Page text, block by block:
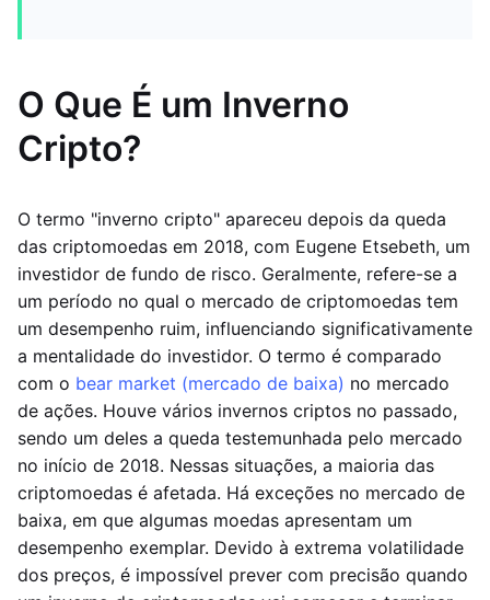
O Que É um Inverno
Cripto?
O termo "inverno cripto" apareceu depois da queda
das criptomoedas em 2018, com Eugene Etsebeth, um
investidor de fundo de risco. Geralmente, refere-se a
um período no qual o mercado de criptomoedas tem
um desempenho ruim, influenciando significativamente
a mentalidade do investidor. O termo é comparado
com o bear market (mercado de baixa) no mercado
de ações. Houve vários invernos criptos no passado,
sendo um deles a queda testemunhada pelo mercado
no início de 2018. Nessas situações, a maioria das
criptomoedas é afetada. Há exceções no mercado de
baixa, em que algumas moedas apresentam um
desempenho exemplar. Devido à extrema volatilidade
dos preços, é impossível prever com precisão quando